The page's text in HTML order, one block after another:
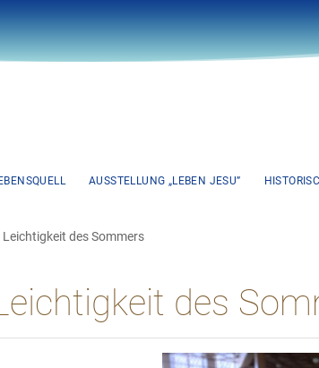
AUSSTELLUNG „LEBEN JESU”
Leichtigkeit des Sommers
des